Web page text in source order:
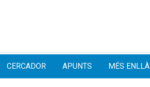
CERCADOR APUNTS MÉS ENLLÀ